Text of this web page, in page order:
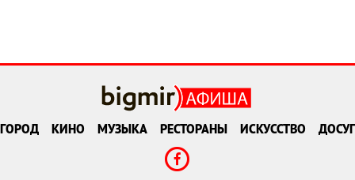
ГОРОД КИНО МУЗЫКА РЕСТОРАНЫ ИСКУССТВО ДОСУГ